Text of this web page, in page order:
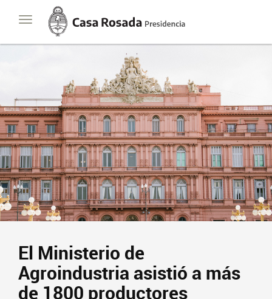
Toggle
navigation
Casa
Rosada
Presidencia
de
El Ministerio de
Agroindustria asistió a más
de 1800 productores